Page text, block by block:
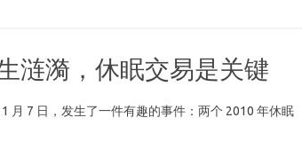
涟漪，休眠交易是关键
月 7 日，发生了一件有趣的事件：两个 2010 年休眠